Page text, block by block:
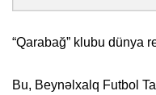
“Qarabağ” klubu dünya
Bu, Beynəlxalq Futbol